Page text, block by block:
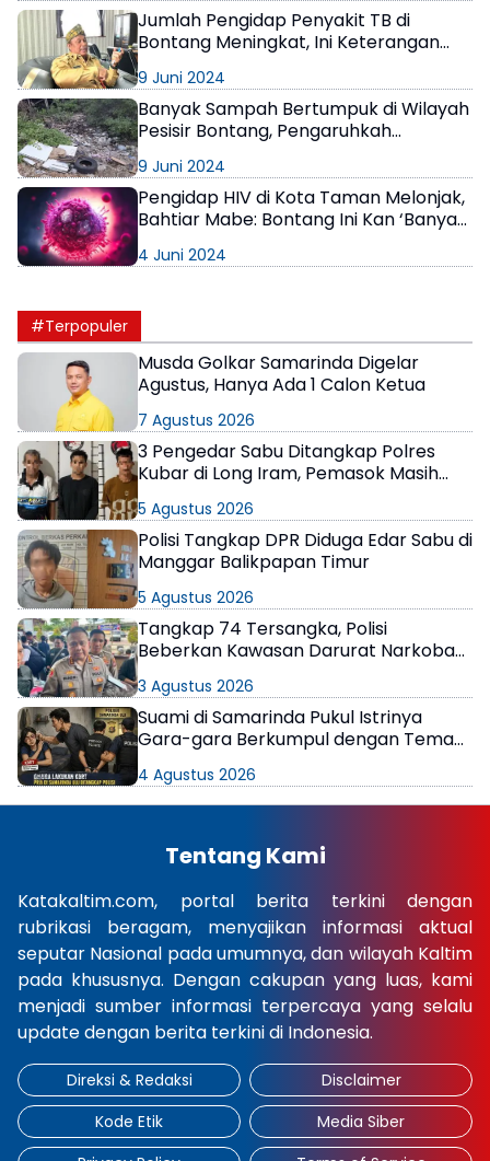
Jumlah Pengidap Penyakit TB di
Bontang Meningkat, Ini Keterangan
9 Juni 2024
Banyak Sampah Bertumpuk di Wilayah
Pesisir Bontang, Pengaruhkah
9 Juni 2024
Pengidap HIV di Kota Taman Melonjak,
Bahtiar Mabe: Bontang Ini Kan ‘Banyak
4 Juni 2024
#Terpopuler
Musda Golkar Samarinda Digelar
Agustus, Hanya Ada 1 Calon Ketua
7 Agustus 2026
3 Pengedar Sabu Ditangkap Polres
Kubar di Long Iram, Pemasok Masih
5 Agustus 2026
Polisi Tangkap DPR Diduga Edar Sabu di
Manggar Balikpapan Timur
5 Agustus 2026
Tangkap 74 Tersangka, Polisi
Beberkan Kawasan Darurat Narkoba
3 Agustus 2026
Suami di Samarinda Pukul Istrinya
Gara-gara Berkumpul dengan Teman
4 Agustus 2026
Tentang Kami
Katakaltim.com, portal berita terkini dengan
rubrikasi beragam, menyajikan informasi aktual
seputar Nasional pada umumnya, dan wilayah Kaltim
pada khususnya. Dengan cakupan yang luas, kami
menjadi sumber informasi terpercaya yang selalu
update dengan berita terkini di Indonesia.
Direksi & Redaksi
Disclaimer
Kode Etik
Media Siber